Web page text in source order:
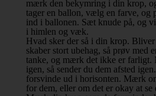
mærk den bekymring i din krop,
tager en ballon, vælg en farve, og
ind i ballonen. Sæt knude på, og
i himlen og væk.
Hvad sker der så i din krop.
skaber stort ubehag, så prøv med
tanke, og mærk det ikke er farligt.
igen, så sender du dem afsted
forsvinde ud i horisonten. Mærk
for dem, eller om det er okay at